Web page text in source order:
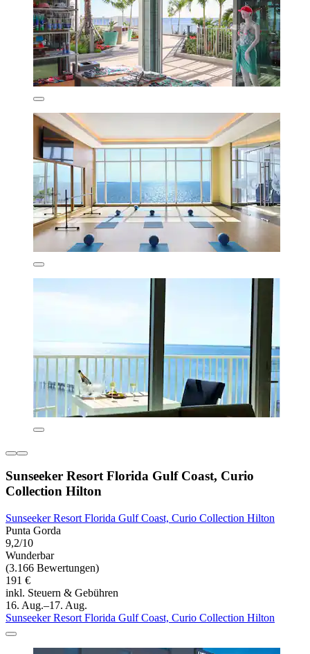
Sunseeker Resort Florida Gulf Coast, Curio
Collection Hilton
Sunseeker Resort Florida Gulf Coast, Curio Collection Hilton
Punta Gorda
9,2/10
Wunderbar
(3.166 Bewertungen)
191 €
inkl. Steuern & Gebühren
16. Aug.–17. Aug.
Sunseeker Resort Florida Gulf Coast, Curio Collection Hilton